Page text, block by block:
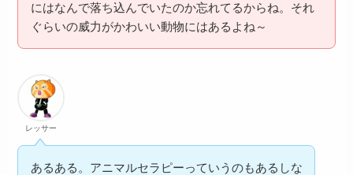
にはなんで落ち込んでいたのか忘れてるからね。それ
ぐらいの威力がかわいい動物にはあるよね～
レッサー
あるある。アニマルセラピーっていうのもあるしな